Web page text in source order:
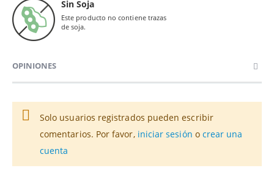
Sin Soja
Este producto no contiene trazas
de soja.
OPINIONES
Solo usuarios registrados pueden escribir
comentarios. Por favor, iniciar sesión o crear una
cuenta